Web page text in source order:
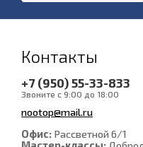
Контакты
+7 (950) 55-33-833
Звоните с 9:00 до 18:00
nootop@mail.ru
Офис: Рассветной 6/1